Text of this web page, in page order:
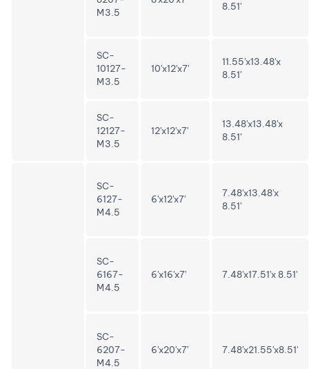
M3.5
8.51'
SC-
10127-
M3.5
10'x12'x7'
11.55'x13.48'x
8.51'
SC-
12127-
M3.5
12'x12'x7'
13.48'x13.48'x
8.51'
SC-
6127-
M4.5
6'x12'x7'
7.48'x13.48'x
8.51'
SC-
6167-
M4.5
6'x16'x7' 7.48'x17.51'x 8.51'
SC-
6207-
M4.5
6'x20'x7' 7.48'x21.55'x8.51'